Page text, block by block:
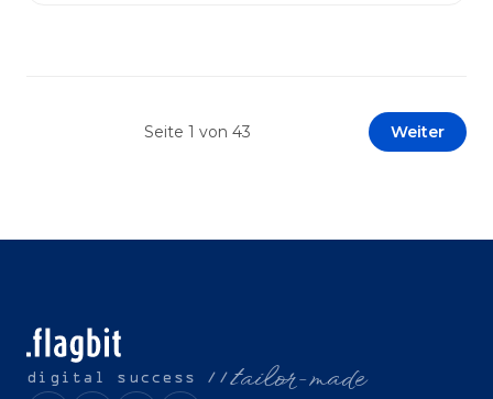
Prototypen entwickeln und interne Skepsis
abbauen. Der zentrale Begriff dieses Beitrags ist
Seite 1 von 43 Weiter
digital success //tailor-made